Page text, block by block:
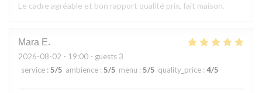
Le cadre agréable et bon rapport qualité prix, fait maison.
Mara E
2026-08-02 - 19:00 - guests 3
service : 5/5 ambience : 5/5 menu : 5/5 quality_price : 4/5